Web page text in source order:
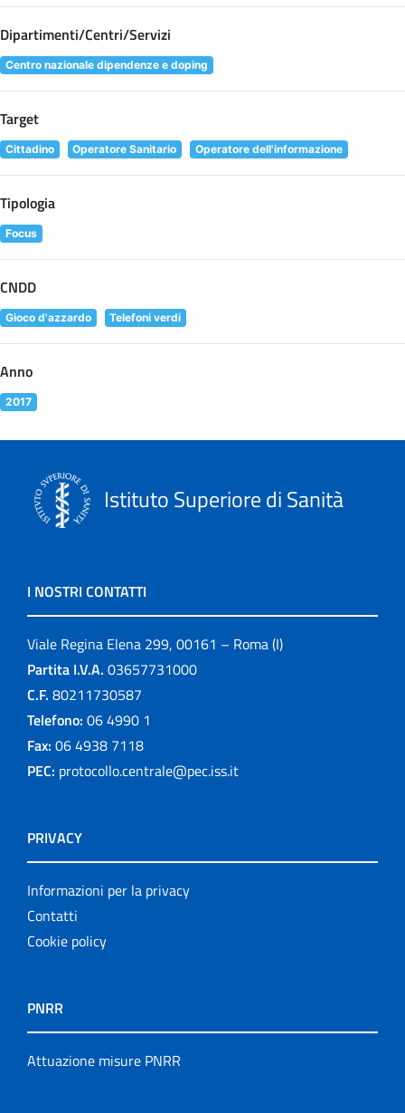
Dipartimenti/Centri/Servizi
Centro nazionale dipendenze e doping
Target
Cittadino Operatore Sanitario Operatore dell'informazione
Tipologia
Focus
CNDD
Gioco d'azzardo Telefoni verdi
Anno
2017
Istituto Superiore di Sanità
I NOSTRI CONTATTI
Viale Regina Elena 299, 00161 – Roma (I)
Partita I.V.A. 03657731000
C.F. 80211730587
Telefono: 06 4990 1
Fax: 06 4938 7118
PEC: protocollo.centrale@pec.iss.it
PRIVACY
Informazioni per la privacy
Contatti
Cookie policy
PNRR
Attuazione misure PNRR